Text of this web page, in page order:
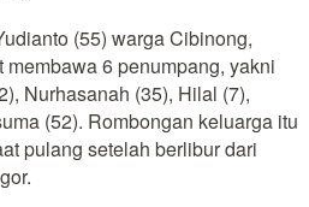
(55) warga Cibinong,
6 penumpang, yakni
Nurhasanah (35), Hilal (7),
(52). Rombongan keluarga itu
pulang setelah berlibur dari